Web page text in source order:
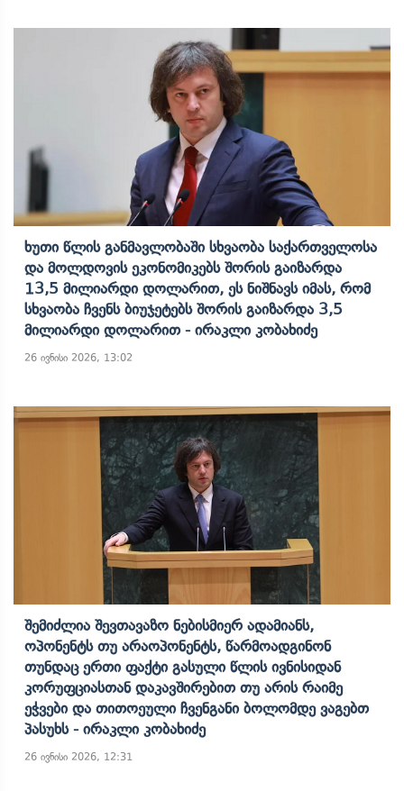
Ხუთი Წლის Განმავლობაში Სხვაობა Საქართველოსა
Და Მოლდოვის Ეკონომიკებს Შორის Გაიზარდა
13,5 Მილიარდი Დოლარით, Ეს Ნიშნავს Იმას, Რომ
Სხვაობა Ჩვენს Ბიუჯეტებს Შორის Გაიზარდა 3,5
Მილიარდი Დოლარით - Ირაკლი Კობახიძე
26 ივნისი 2026, 13:02
Შემიძლია Შევთავაზო Ნებისმიერ Ადამიანს,
Ოპონენტს Თუ Არაოპონენტს, Წარმოადგინონ
Თუნდაც Ერთი Ფაქტი Გასული Წლის Ივნისიდან
Კორუფციასთან Დაკავშირებით Თუ Არის Რაიმე
Ეჭვები Და Თითოეული Ჩვენგანი Ბოლომდე Ვაგებთ
Პასუხს - Ირაკლი Კობახიძე
26 ივნისი 2026, 12:31